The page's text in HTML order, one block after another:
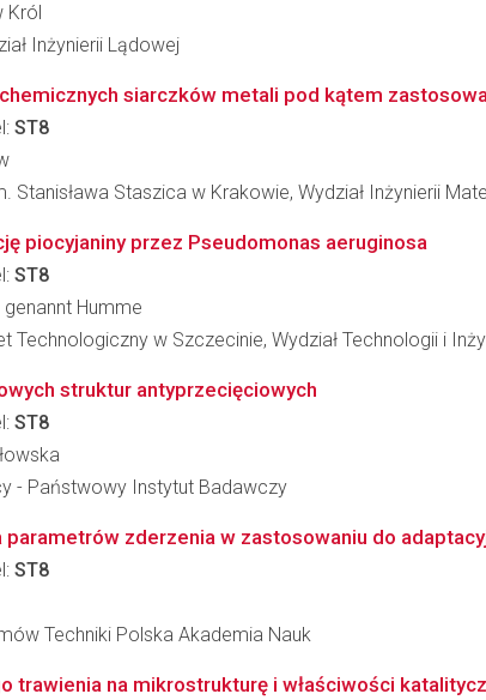
Król
Inżynierii Lądowej
siarczków metali pod kątem
ST8
Stanisława Staszica w Krakowie, Wydział Inżynierii
piocyjaniny przez Pseudomonas aeruginosa
ST8
Humme
w Szczecinie, Wydział Technologii i
struktur antyprzecięciowych
ST8
- Państwowy Instytut Badawczy
zderzenia w zastosowaniu do
ST8
Techniki Polska Akademia Nauk
trawienia na mikrostrukturę i właściwości